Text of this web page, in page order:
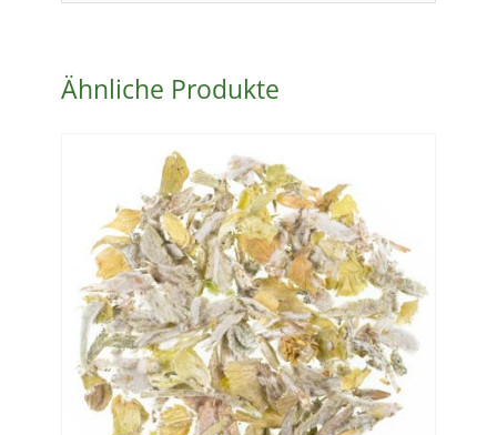
Ähnliche Produkte